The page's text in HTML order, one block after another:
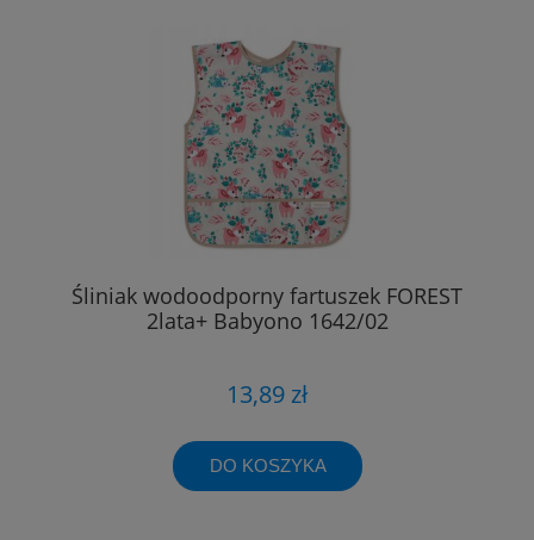
Śliniak wodoodporny fartuszek FOREST
2lata+ Babyono 1642/02
13,89 zł
DO KOSZYKA